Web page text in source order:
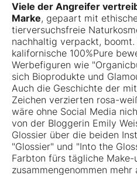
Viele der Angreifer
Marke, gepaart mit
tierversuchsfreie
nachhaltig verpackt,
kalifornische 100%Pure
Werbefiguren wie
sich Bioprodukte und
Auch die Geschichte der
Zeichen verzierten rosa-
wäre ohne Social Media
von der Bloggerin Emily
Glossier über die beiden
"Glossier" und "Into the
Farbton fürs tägliche Make-
zusammengenommen